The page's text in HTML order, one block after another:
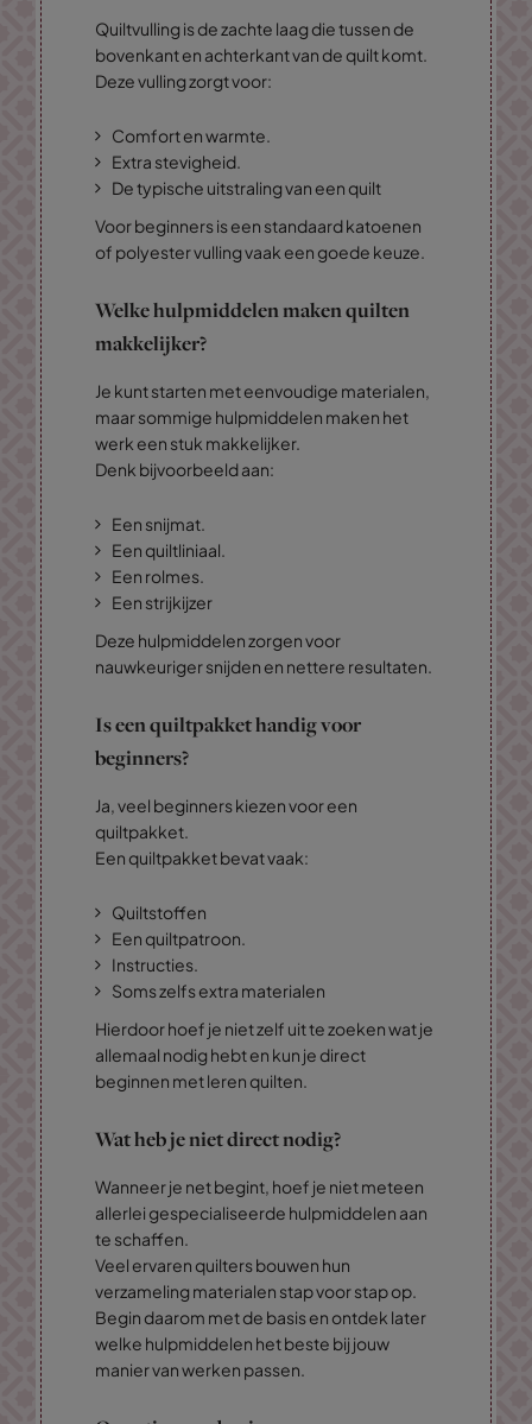
Quiltvulling is de zachte laag die tussen de
bovenkant en achterkant van de quilt komt.
Deze vulling zorgt voor:
Comfort en warmte.
Extra stevigheid.
De typische uitstraling van een quilt
Voor beginners is een standaard katoenen
of polyester vulling vaak een goede keuze.
Welke hulpmiddelen maken quilten
makkelijker?
Je kunt starten met eenvoudige materialen,
maar sommige hulpmiddelen maken het
werk een stuk makkelijker.
Denk bijvoorbeeld aan:
Een snijmat.
Een quiltliniaal.
Een rolmes.
Een strijkijzer
Deze hulpmiddelen zorgen voor
nauwkeuriger snijden en nettere resultaten.
Is een quiltpakket handig voor
beginners?
Ja, veel beginners kiezen voor een
quiltpakket.
Een quiltpakket bevat vaak:
Quiltstoffen
Een quiltpatroon.
Instructies.
Soms zelfs extra materialen
Hierdoor hoef je niet zelf uit te zoeken wat je
allemaal nodig hebt en kun je direct
beginnen met leren quilten.
Wat heb je niet direct nodig?
Wanneer je net begint, hoef je niet meteen
allerlei gespecialiseerde hulpmiddelen aan
te schaffen.
Veel ervaren quilters bouwen hun
verzameling materialen stap voor stap op.
Begin daarom met de basis en ontdek later
welke hulpmiddelen het beste bij jouw
manier van werken passen.